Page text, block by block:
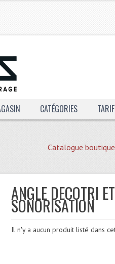
CATÉGORIES
Catalogue
ANGLE DECOTRI
SONORISATION
Il n'y a aucun produit listé dans